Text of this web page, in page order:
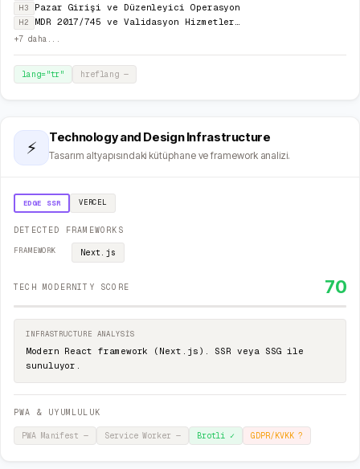
H3 Pazar Girişi ve Düzenleyici Operasyon
H2 MDR 2017/745 ve Validasyon Hizmetleri Uzmanları
+7daha...
lang="tr" hreflang —
⚡
Technology and Design Infrastructure
Tasarım altyapısındaki kütüphane ve framework analizi.
EDGE SSR VERCEL
DETECTED FRAMEWORKS
FRAMEWORK Next.js
TECH MODERNITY SCORE 70
INFRASTRUCTURE ANALYSIS
Modern React framework (Next.js). SSR veya SSG ile
sunuluyor.
PWA & UYUMLULUK
PWA Manifest— Service Worker — Brotli✓ GDPR/KVKK?